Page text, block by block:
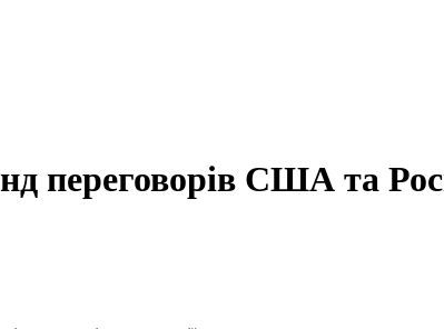
переговорів США та